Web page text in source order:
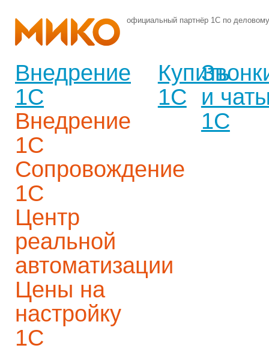
официальный партнёр 1С по
Внедрение
1С
Внедрение
1С
Сопровождение
1С
Центр
реальной
автоматизации
Цены на
настройку
1С
Купить
1С
и
1С